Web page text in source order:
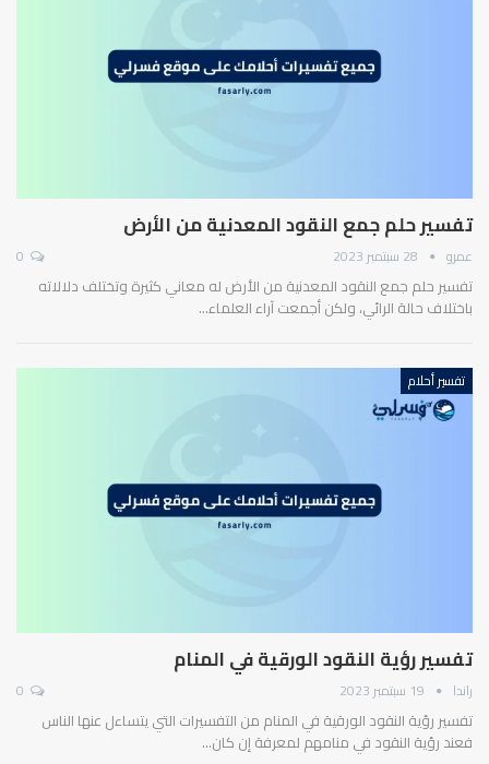
تفسير حلم جمع النقود المعدنية من الأرض
عمرو 28 سبتمبر 2023
تفسير حلم جمع النقود المعدنية من الأرض له معاني كثيرة وتختلف دلالاته
باختلاف حالة الرائي، ولكن أجمعت آراء العلماء…
تفسير أحلام
تفسير رؤية النقود الورقية في المنام
راندا 19 سبتمبر 2023
تفسير رؤية النقود الورقية في المنام من التفسيرات التي يتساءل عنها الناس
فعند رؤية النقود في منامهم لمعرفة إن كان…